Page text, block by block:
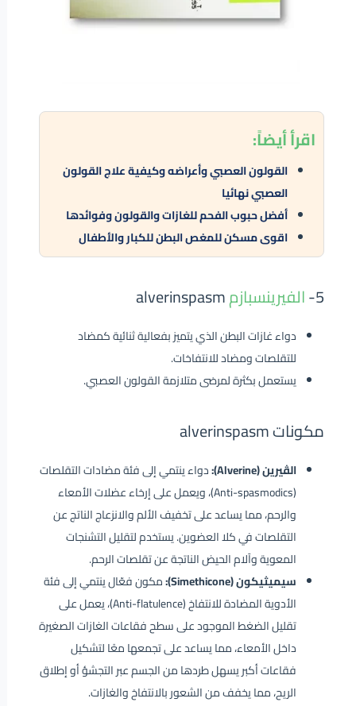
اقرأأيضاً:
القولون العصبي وأعراضه وكيفية علاج القولون
العصبي نهائيا
أفضل حبوب الفحم للغازات والقولون وفوائدها
اقوى مسكن للمغص البطن للكبار والأطفال
5- الفيرينسبازم
دواء غازات البطن الذي يتميز بفعالية ثنائية كمضاد
للتقلصات ومضاد للانتفاخات.
يستعمل بكثرة لمرضى متلازمة القولون العصبي.
مكونات alverinspasm
الڤيرين (Alverine):
دواء ينتمي إلى فئة مضادات التقلصات
(Anti-spasmodics)، ويعمل على إرخاء عضلات الأمعاء
والرحم، مما يساعد على تخفيف الألم والانزعاج الناتج عن
التقلصات في كلا العضوين.يستخدم لتقليل التشنجات
المعوية وآلام الحيض الناتجة عن تقلصات الرحم.
سيميثيكون (Simethicone):
مكون فعّال ينتمي إلى فئة
الأدوية المضادة للانتفاخ (Anti-flatulence)، يعمل على
تقليل الضغط الموجود على سطح فقاعات الغازات الصغيرة
داخل الأمعاء، مما يساعد على تجمعها معًا لتشكيل
فقاعات أكبر يسهل طردها من الجسم عبر التجشؤ أو إطلاق
الريح، مما يخفف من الشعور بالانتفاخ والغازات.